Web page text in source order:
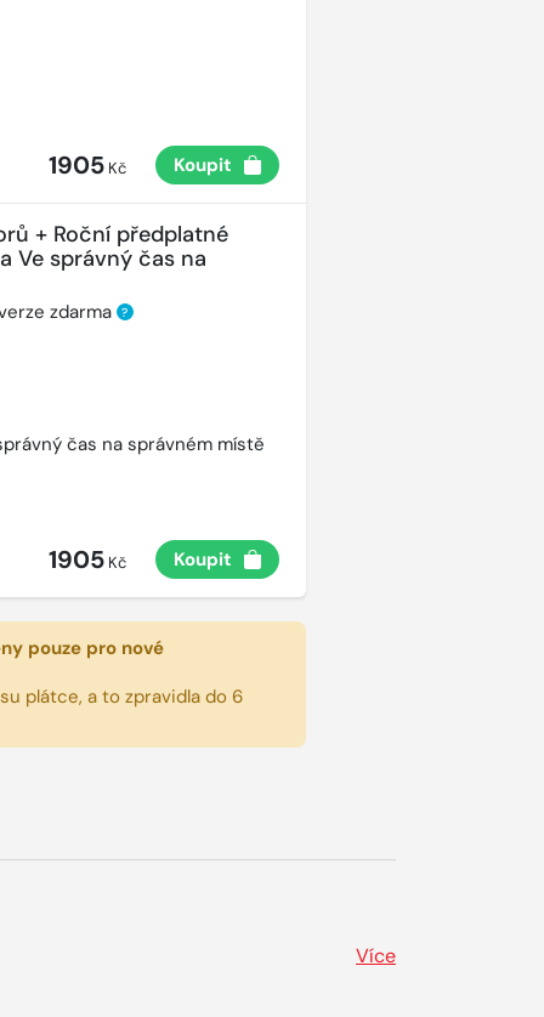
1905Kč Koupit
+ Roční předplatné
Ve správný čas na
zdarma ?
čas na správném místě
1905Kč Koupit
pouze pro nové
plátce, a to zpravidla do 6
Více